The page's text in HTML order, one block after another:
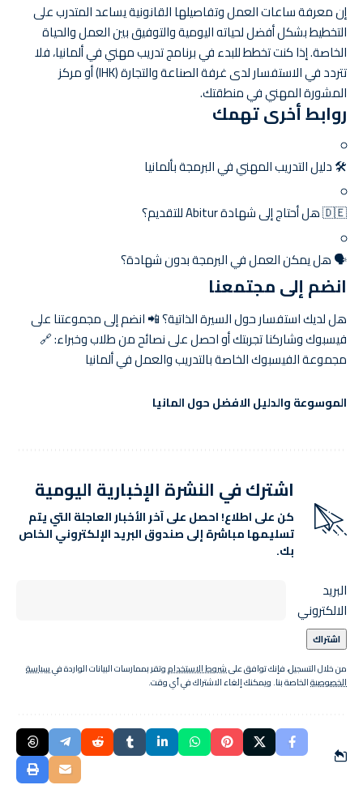
إن معرفة ساعات العمل وتفاصيلها القانونية يساعد المتدرب على
التخطيط بشكل أفضل لحياته اليومية والتوفيق بين العمل والحياة
الخاصة. إذا كنت تخطط للبدء في برنامج تدريب مهني في ألمانيا، فلا
تتردد في الاستفسار لدى غرفة الصناعة والتجارة (IHK) أو مركز
المشورة المهني في منطقتك.
روابط أخرى تهمك
🛠️دليل التدريب المهني في البرمجة بألمانيا
🇩🇪هل أحتاج إلى شهادة Abitur للتقديم؟
🗣️هل يمكن العمل في البرمجة بدون شهادة؟
انضم إلى مجتمعنا
هل لديك استفسار حول السيرة الذاتية؟ 📲 انضم إلى مجموعتنا على
فيسبوك وشاركنا تجربتك أو احصل على نصائح من طلاب وخبراء: 🔗
مجموعة الفيسبوك الخاصة بالتدريب والعمل في ألمانيا
الموسوعة والدليل الافضل حول المانيا
اشترك في النشرة الإخبارية اليومية
كن على اطلاع! احصل على آخر الأخبار العاجلة التي يتم
تسليمها مباشرة إلى صندوق البريد الإلكتروني الخاص
بك.
البريد
الالكتروني
من خلال التسجيل، فإنك توافق علىشروط الاستخداموتقر بممارسات البيانات الواردة فيسياسة
الخصوصيةالخاصة بنا. ويمكنك إلغاء الاشتراك في أي وقت.